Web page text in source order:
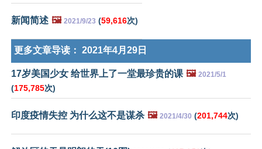
新闻简述 🖼️ 2021/9/23 (59,616次)
更多文章导读： 2021年4月29日
17岁美国少女 给世界上了一堂最珍贵的课 🖼️ 2021/5/1
(175,785次)
印度疫情失控 为什么这不是谋杀 🖼️ 2021/4/30 (201,744次)